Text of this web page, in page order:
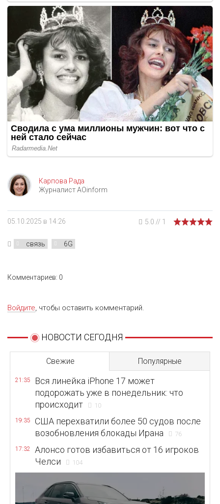
Карпова Рада
Журналист AOinform
05.10.2025 в 14:26 5.0 // 1
связь 6G
Комментариев: 0
Войдите, чтобы оставить комментарий.
НОВОСТИ СЕГОДНЯ
Свежие Популярные
21:35
Вся линейка iPhone 17 может
подорожать уже в понедельник: что
происходит
10
19:35
США перехватили более 50 судов после
возобновления блокады Ирана
76
17:32
Алонсо готов избавиться от 16 игроков
Челси
104